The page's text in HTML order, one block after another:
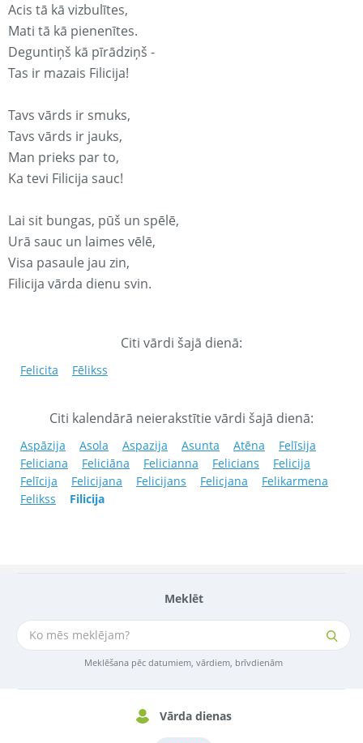
Meklēt
Meklēšana pēc datumiem, vārdiem, brīvdienām
Vārda dienas
Acis tā kā vizbulītes,
Mati tā kā pienenītes.
Deguntiņš kā pīrādziņš -
Tas ir mazais Filicija!
Tavs vārds ir smuks,
Tavs vārds ir jauks,
Man prieks par to,
Ka tevi Filicija sauc!
Lai sit bungas, pūš un spēlē,
Urā sauc un laimes vēlē,
Visa pasaule jau zin,
Filicija vārda dienu svin.
Citi vārdi šajā dienā:
Felicita Fēlikss
Citi kalendārā neierakstītie vārdi šajā dienā:
Aspāzija Asola Aspazija Asunta Atēna
Felīsija
Feliciana
Feliciāna Felicianna Felicians
Felicija
Felīcija
Felicijana Felicijans Felicjana
Felikarmena
Felikss
Filicija